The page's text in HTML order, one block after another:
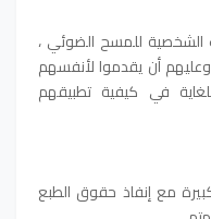
الشخصية للمسح الضوئي ،
وعليهم أن يقدموا لأنفسهم
في كيفية تطبيقهم
مع إنفاذ حقوق الطبع